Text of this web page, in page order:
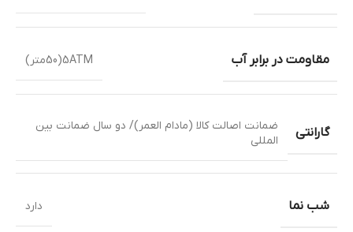
مقاومت در برابر آب 5ATM(50متر)
گارانتی
ضمانت اصالت کالا (مادام العمر)/ دو سال ضمانت بین
المللی
شب نما دارد